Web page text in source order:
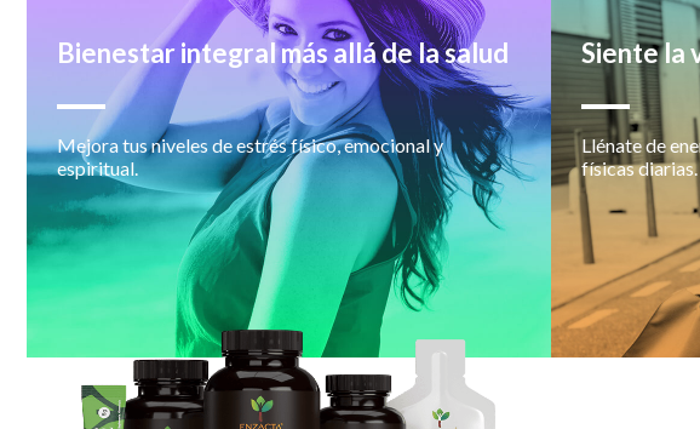
Bienestar integral más allá de la salud
Mejora tus niveles de estrés físico, emocional y
espiritual.
Siente la
Llénate de
físicas diarias.